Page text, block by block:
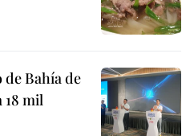
Bahía de
18 mil